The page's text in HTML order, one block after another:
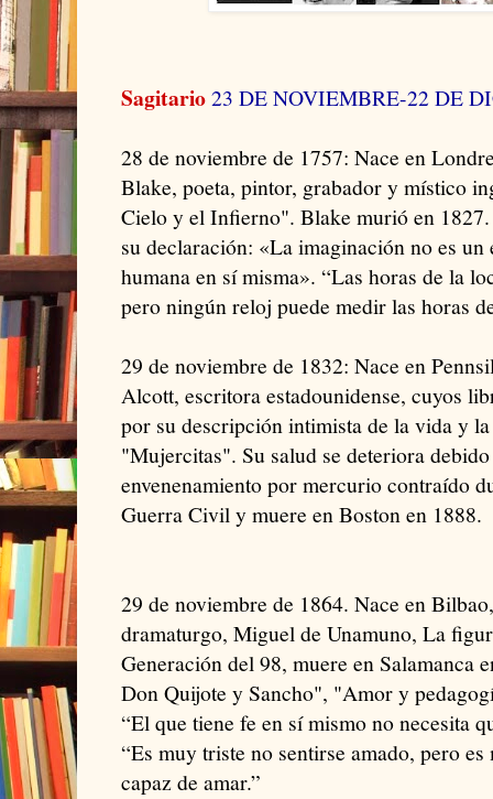
Sagitario23 DE NOVIEMBRE-22 DE
28 de noviembre de 1757: Nace en
Blake, poeta, pintor, grabador y místico
Cielo y el Infierno". Blake murió en
su declaración: «La imaginación no es un
humana en sí misma». “Las horas de la
pero ningún reloj puede medir las horas
29 de noviembre de 1832: Nace en
Alcott, escritora estadounidense, cuyos
por su descripción intimista de la vida y
"Mujercitas". Su salud se deteriora
envenenamiento por mercurio contraído
Guerra Civil y muere en Boston en 1888.
29 de noviembre de 1864. Nace en
dramaturgo, Miguel de Unamuno, La
Generación del 98, muere en Salamanca
Don Quijote y Sancho", "Amor y
“El que tiene fe en sí mismo no necesita
“Es muy triste no sentirse amado, pero
capaz de amar.”